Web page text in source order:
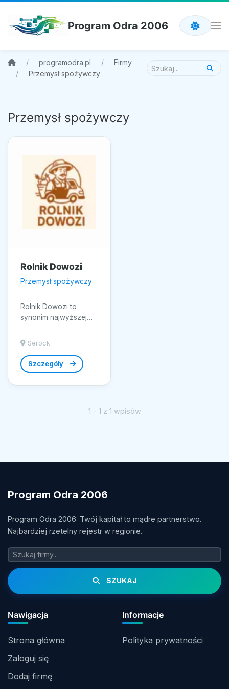
Program Odra 2006
programodra.pl
Firmy
Przemysł spożywczy
Przemysł spożywczy
Rolnik Dowozi
Przemysł spożywczy
Rolnik Dowozi to
synonim najwyższej
spożywczych prosto
od lokalnych rolników
z Serocka....
Serock
Szczegóły
1 - 1 z 1 wpisów
Program Odra 2006
Program Odra 2006: Twój kapitał to mądre partnerstwo.
Najbardziej rzetelny rejestr w regionie.
SZUKAJ
Nawigacja
Strona główna
Zaloguj się
Dodaj firmę
Informacje
Polityka prywatności